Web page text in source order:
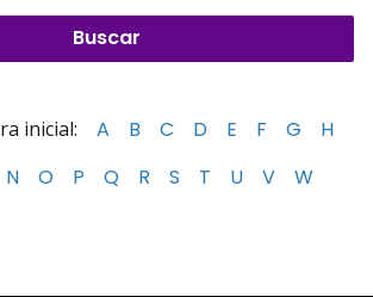
inicial: A B C D E F G
H
N O P Q R S T U V
W